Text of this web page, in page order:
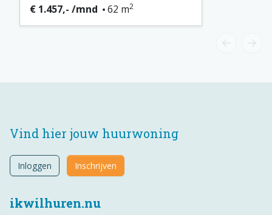
€ 1.457,- /mnd 62 m2
ikwilhuren.nu
Vind hier jouw huurwoning
Inloggen Inschrijven